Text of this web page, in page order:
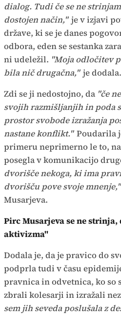
dialog. Tudi če se ne
dostojen način," je v izjavi
države, ki se je danes
odbora, eden se sestanka
ni udeležil. "Moja odločitev
bila nič drugačna," je dodala.
Zdi se ji nedostojno, da "če
svojih razmišljanjih in poda
prostor svobode izražanja
nastane konflikt." Poudarila
primeru neprimerno le to,
posegla v komunikacijo
dvorišče nekoga, ki ima
dvorišču pove svoje mnenje,"
Musarjeva.
Pirc Musarjeva se ne
aktivizma"
Dodala je, da je pravico do
podprla tudi v času
pravnica in odvetnica, ko so
zbrali kolesarji in izražali
sem jih seveda poslušala z